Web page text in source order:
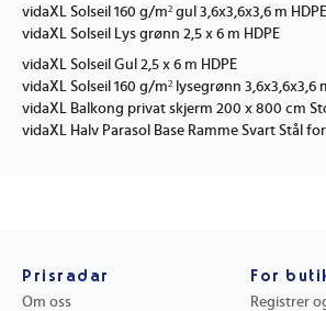
vidaXL Solseil 160 g/m² gul 3,6x3,6x3,6 m HDPE
vidaXL Solseil Lys grønn 2,5 x 6 m HDPE
vidaXL Solseil Gul 2,5 x 6 m HDPE
vidaXL Solseil 160 g/m² lysegrønn 3,6x3,6x3,6
vidaXL Halv Parasol Base Ramme Svart Stål
Prisradar
Om oss
For
Registrer